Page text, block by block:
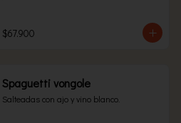
$67.900
Spaguetti vongole
Salteadas con ajo y vino blanco.